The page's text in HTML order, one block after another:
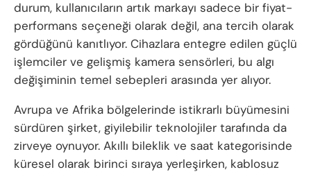
durum, kullanıcıların artık markayı sadece bir fiyat-
performans seçeneği olarak değil, ana tercih olarak
gördüğünü kanıtlıyor. Cihazlara entegre edilen güçlü
işlemciler ve gelişmiş kamera sensörleri, bu algı
değişiminin temel sebepleri arasında yer alıyor.
Avrupa ve Afrika bölgelerinde istikrarlı büyümesini
sürdüren şirket, giyilebilir teknolojiler tarafında da
zirveye oynuyor. Akıllı bileklik ve saat kategorisinde
küresel olarak birinci sıraya yerleşirken, kablosuz